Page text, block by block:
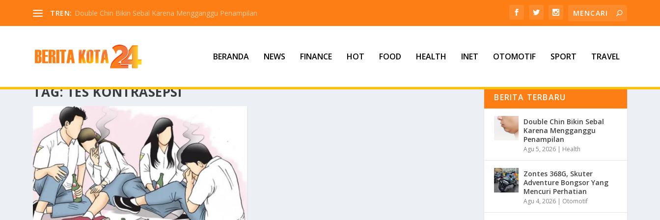
TREN: Double Chin Bikin Sebal Karena Mengganggu Penampilan
BERANDA NEWS FINANCE HOT FOOD HEALTH INET OTOMOTIF SPORT TRAVEL
TAG:TES KONTRASEPSI BERITA TERBARU
Double Chin Bikin Sebal
Karena Mengganggu
Penampilan
Agu 5, 2026 | Health
Zontes 368G, Skuter
Adventure Bongsor Yang
Mencuri Perhatian
Agu 4, 2026 | Otomotif